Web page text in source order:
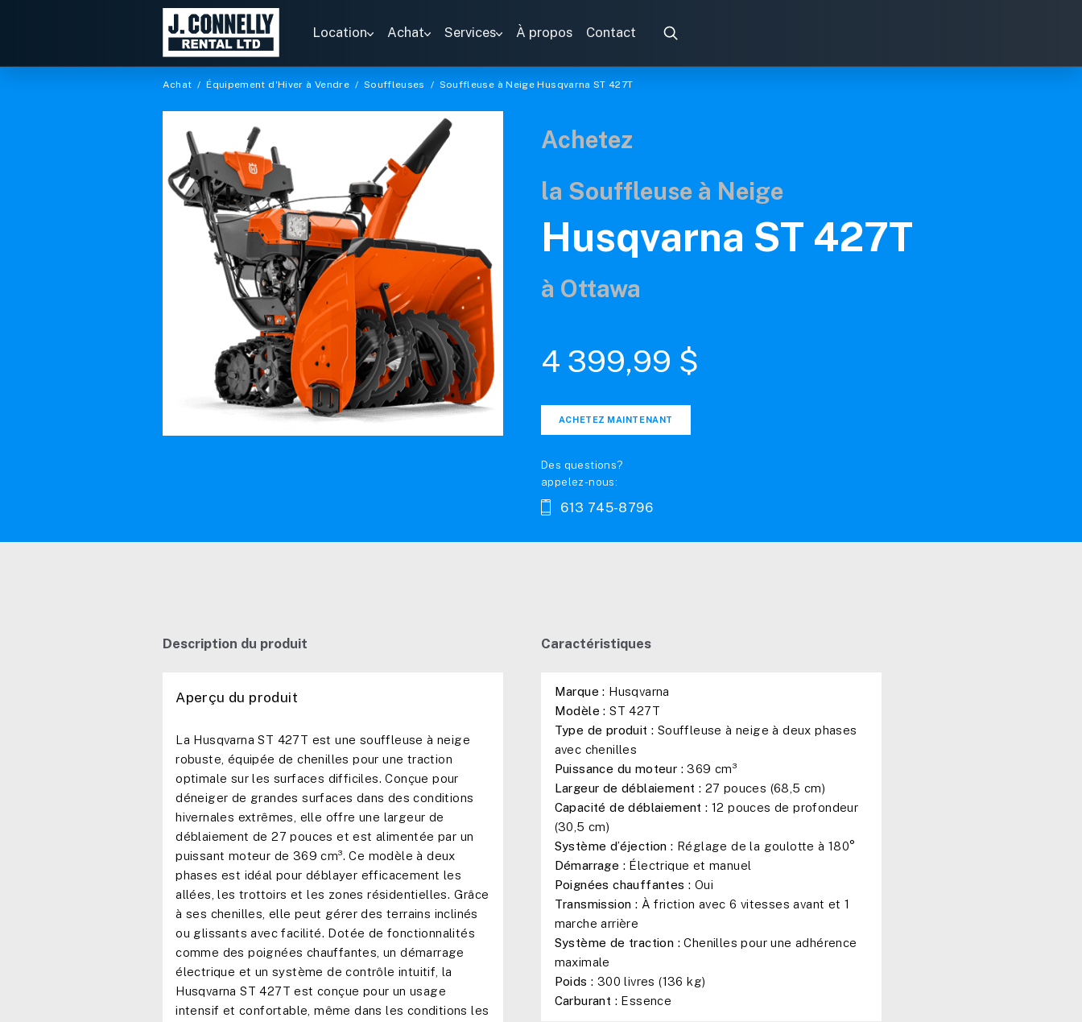
Location Achat Services À propos Contact
Rechercher
des
locations
Achat / Équipement d'Hiver à Vendre / Souffleuses / Souffleuse à Neige Husqvarna ST 427T
Achetez
la Souffleuse à Neige
Husqvarna ST 427T
à Ottawa
4 399,99 $
ACHETEZ MAINTENANT
Des questions?
appelez-nous:
613 745-8796
Description du produit
Aperçu du produit
La Husqvarna ST 427T est une souffleuse à neige
robuste, équipée de chenilles pour une traction
optimale sur les surfaces difficiles. Conçue pour
déneiger de grandes surfaces dans des conditions
hivernales extrêmes, elle offre une largeur de
déblaiement de 27 pouces et est alimentée par un
puissant moteur de 369 cm³. Ce modèle à deux
phases est idéal pour déblayer efficacement les
allées, les trottoirs et les zones résidentielles. Grâce
à ses chenilles, elle peut gérer des terrains inclinés
ou glissants avec facilité. Dotée de fonctionnalités
comme des poignées chauffantes, un démarrage
électrique et un système de contrôle intuitif, la
Husqvarna ST 427T est conçue pour un usage
intensif et confortable, même dans les conditions les
Caractéristiques
Marque : Husqvarna
Modèle : ST 427T
Type de produit : Souffleuse à neige à deux phases
avec chenilles
Puissance du moteur : 369 cm³
Largeur de déblaiement : 27 pouces (68,5 cm)
Capacité de déblaiement : 12 pouces de profondeur
(30,5 cm)
Système d’éjection : Réglage de la goulotte à 180°
Démarrage : Électrique et manuel
Poignées chauffantes : Oui
Transmission : À friction avec 6 vitesses avant et 1
marche arrière
Système de traction : Chenilles pour une adhérence
maximale
Poids : 300 livres (136 kg)
Carburant : Essence